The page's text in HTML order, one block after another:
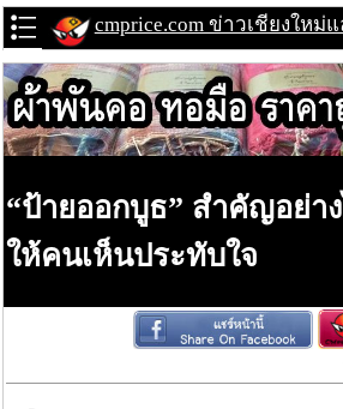
cmprice.com ข่าวเชียงใหม่
“ป้ายออกบูธ” สำคัญอย่า
ให้คนเห็นประทับใจ